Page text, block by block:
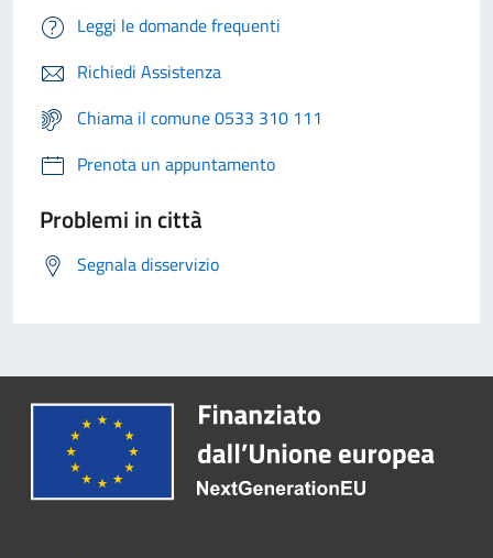
Leggi le domande frequenti
Richiedi Assistenza
Chiama il comune 0533 310 111
Prenota un appuntamento
Problemi in città
Segnala disservizio